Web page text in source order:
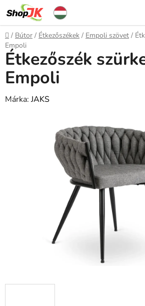
Ugrás
fő
tartalomhoz
Kezdőlap
/ Bútor / Étkezőszékek / Empoli szövet /
Empoli
Étkezőszék
Empoli
Márka:JAKS